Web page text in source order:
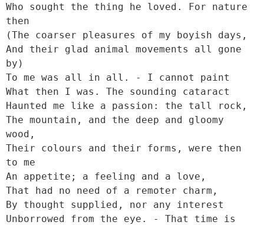
Who sought the thing he loved. For nature
then
(The coarser pleasures of my boyish days,
And their glad animal movements all gone
by)
To me was all in all. - I cannot paint
What then I was. The sounding cataract
Haunted me like a passion: the tall rock,
The mountain, and the deep and gloomy
wood,
Their colours and their forms, were then
to me
An appetite; a feeling and a love,
That had no need of a remoter charm,
By thought supplied, nor any interest
Unborrowed from the eye. - That time is